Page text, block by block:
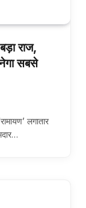
राज,
सबसे
लगातार